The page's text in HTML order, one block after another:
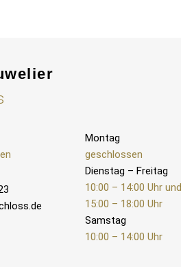
Montag
geschlossen
Dienstag – Freitag
10:00 – 14:00 Uhr und
15:00 – 18:00 Uhr
Samstag
10:00 – 14:00 Uhr